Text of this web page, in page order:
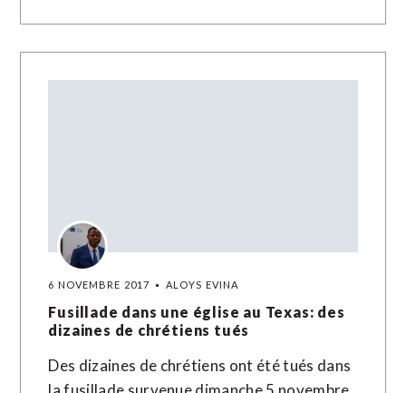
6 NOVEMBRE 2017 ALOYS EVINA
Fusillade dans une église au Texas: des
dizaines de chrétiens tués
Des dizaines de chrétiens ont été tués dans